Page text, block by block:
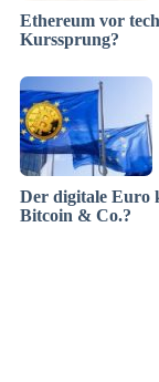
Ethereum vor
Kurssprung?
Der digitale Euro
Bitcoin & Co.?